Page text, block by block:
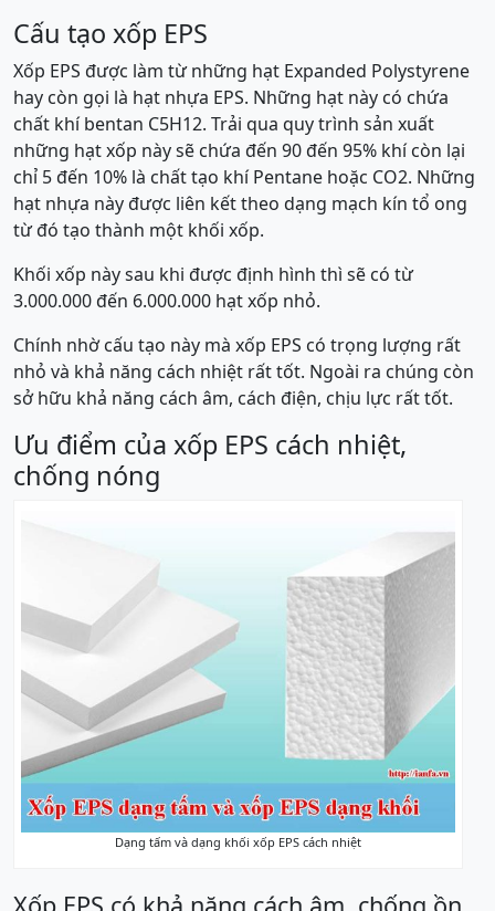
Cấu tạo xốp EPS
Xốp EPS được làm từ những hạt Expanded Polystyrene
hay còn gọi là hạt nhựa EPS. Những hạt này có chứa
chất khí bentan C5H12. Trải qua quy trình sản xuất
những hạt xốp này sẽ chứa đến 90 đến 95% khí còn lại
chỉ 5 đến 10% là chất tạo khí Pentane hoặc CO2. Những
hạt nhựa này được liên kết theo dạng mạch kín tổ ong
từ đó tạo thành một khối xốp.
Khối xốp này sau khi được định hình thì sẽ có từ
3.000.000 đến 6.000.000 hạt xốp nhỏ.
Chính nhờ cấu tạo này mà xốp EPS có trọng lượng rất
nhỏ và khả năng cách nhiệt rất tốt. Ngoài ra chúng còn
sở hữu khả năng cách âm, cách điện, chịu lực rất tốt.
Ưu điểm của xốp EPS cách nhiệt,
chống nóng
Dạng tấm và dạng khối xốp EPS cách nhiệt
Xốp EPS có khả năng cách âm, chống ồn